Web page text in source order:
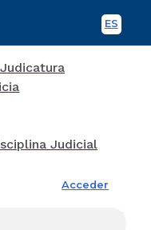
ES
Acceder